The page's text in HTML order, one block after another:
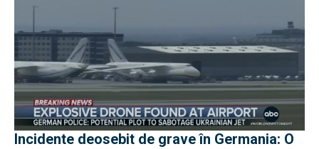
Incidente deosebit de grave în Germania: O